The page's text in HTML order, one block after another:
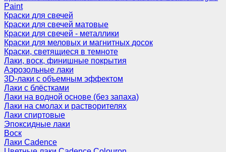
Paint
Краски для свечей
Краски для свечей матовые
Краски для свечей - металлики
Краски для меловых и магнитных досок
Краски, светящиеся в темноте
Лаки, воск, финишные покрытия
Аэрозольные лаки
3D-лаки с объемным эффектом
Лаки с блёстками
Лаки на водной основе (без запаха)
Лаки на смолах и растворителях
Лаки спиртовые
Эпоксидные лаки
Воск
Лаки Cadence